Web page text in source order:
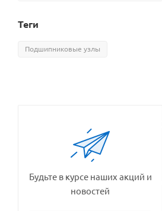
Теги
Подшипниковые узлы
Будьте в курсе наших акций и
новостей